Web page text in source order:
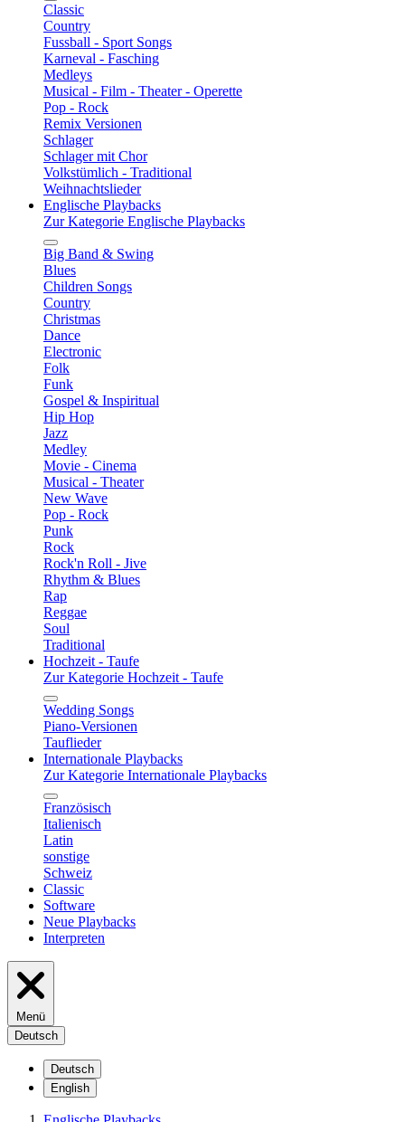
Classic
Country
Fussball - Sport Songs
Karneval - Fasching
Medleys
Musical - Film - Theater - Operette
Pop - Rock
Remix Versionen
Schlager
Schlager mit Chor
Volkstümlich - Traditional
Weihnachtslieder
Englische Playbacks
Zur Kategorie Englische Playbacks
Big Band & Swing
Blues
Children Songs
Country
Christmas
Dance
Electronic
Folk
Funk
Gospel & Inspiritual
Hip Hop
Jazz
Medley
Movie - Cinema
Musical - Theater
New Wave
Pop - Rock
Punk
Rock
Rock'n Roll - Jive
Rhythm & Blues
Rap
Reggae
Soul
Traditional
Hochzeit - Taufe
Zur Kategorie Hochzeit - Taufe
Wedding Songs
Piano-Versionen
Tauflieder
Internationale Playbacks
Zur Kategorie Internationale Playbacks
Französisch
Italienisch
Latin
sonstige
Schweiz
Classic
Software
Neue Playbacks
Interpreten
Menü
Deutsch
Deutsch
English